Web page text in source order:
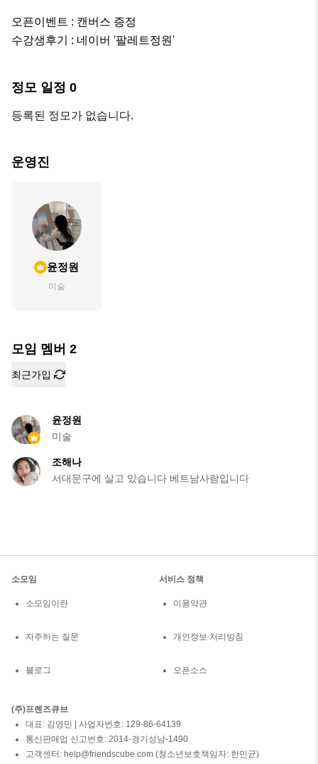
오픈이벤트 : 캔버스 증정
수강생후기 : 네이버 '팔레트정원'
정모 일정 0
등록된 정모가 없습니다.
운영진
윤정원
미술
모임 멤버 2
최근가입
윤정원
미술
조해나
서대문구에 살고 있습니다 베트남사람입니다
소모임
소모임이란
자주하는 질문
블로그
서비스 정책
이용약관
개인정보 처리방침
오픈소스
(주)프렌즈큐브
대표: 김영민 | 사업자번호: 129-86-64139
통신판매업 신고번호: 2014-경기성남-1490
고객센터: help@friendscube.com (청소년보호책임자: 한민균)